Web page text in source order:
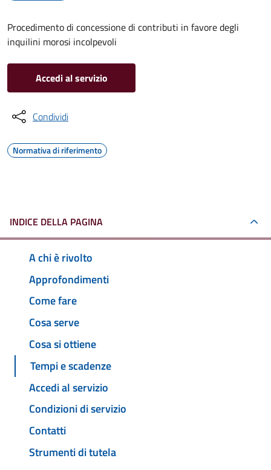
Procedimento di concessione di contributi in favore degli
inquilini morosi incolpevoli
Accedi al servizio
Condividi
Normativa di riferimento
INDICE DELLA PAGINA
A chi è rivolto
Approfondimenti
Come fare
Cosa serve
Cosa si ottiene
Tempi e scadenze
Accedi al servizio
Condizioni di servizio
Contatti
Strumenti di tutela